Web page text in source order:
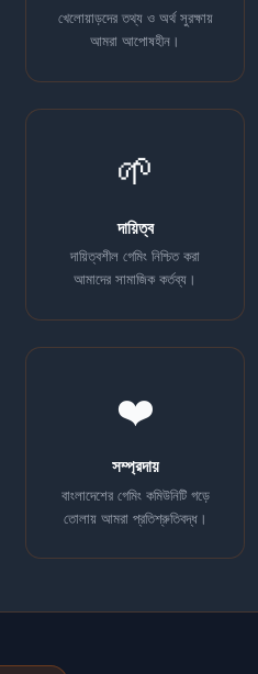
খেলোয়াড়দের তথ্য ও অর্থ সুরক্ষায়
আমরা আপোষহীন।
🌱
দায়িত্ব
দায়িত্বশীল গেমিং নিশ্চিত করা
আমাদের সামাজিক কর্তব্য।
❤️
সম্প্রদায়
বাংলাদেশের গেমিং কমিউনিটি গড়ে
তোলায় আমরা প্রতিশ্রুতিবদ্ধ।